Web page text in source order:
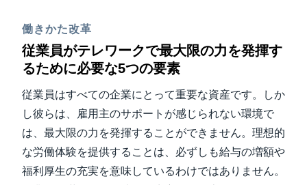
働きかた改革
従業員がテレワークで最大限の力を発揮す
るために必要な5つの要素
従業員はすべての企業にとって重要な資産です。しか
し彼らは、雇用主のサポートが感じられない環境で
は、最大限の力を発揮することができません。理想的
な労働体験を提供することは、必ずしも給与の増額や
福利厚生の充実を意味しているわけではありません。